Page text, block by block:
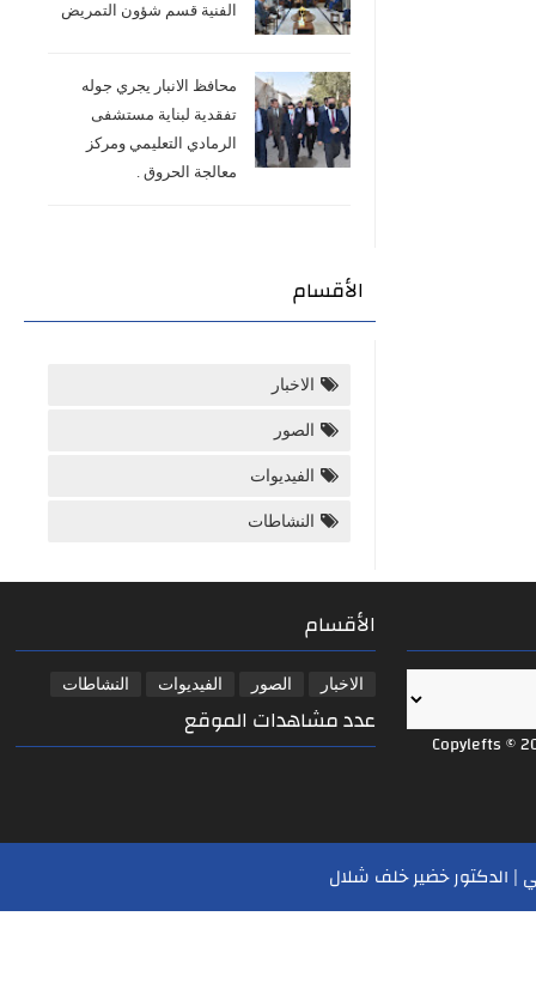
الفنية قسم شؤون التمريض
محافظ الانبار يجري جوله
تفقدية لبناية مستشفى
الرمادي التعليمي ومركز
معالجة الحروق .
الأقسام
الاخبار
الصور
الفيديوات
النشاطات
Copylefts ©
الأقسام
الاخبار الصور الفيديوات النشاطات
عدد مشاهدات الموقع
| الدكتور خضير خلف شلال